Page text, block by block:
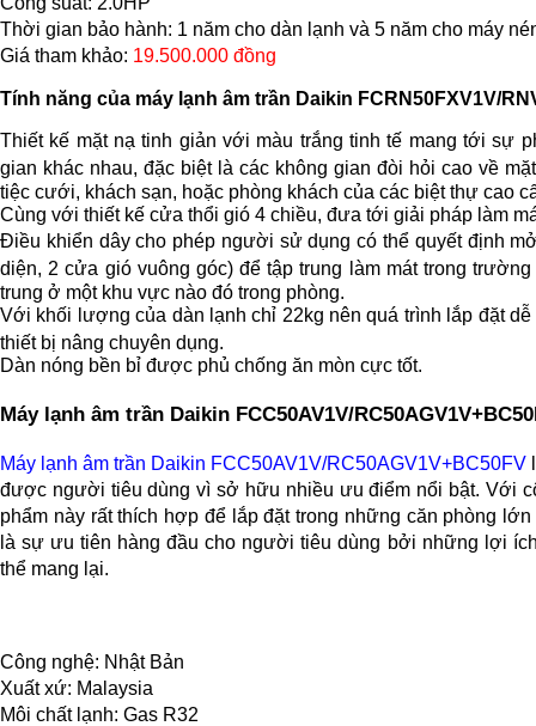
Thời gian bảo hành: 1 năm cho dàn lạnh và 5 năm cho máy
Giá tham khảo: 19.500.000 đồng
Tính năng của máy lạnh âm trần Daikin FCRN50FXV1V/
Thiết kế mặt nạ tinh giản với màu trắng tinh tế mang tới sự
gian khác nhau, đặc biệt là các không gian đòi hỏi cao về
tiệc cưới, khách sạn, hoặc phòng khách của các biệt thự cao
Cùng với thiết kế cửa thổi gió 4 chiều, đưa tới giải pháp làm
Điều khiển dây cho phép người sử dụng có thể quyết định
diện, 2 cửa gió vuông góc) để tập trung làm mát trong
trung ở một khu vực nào đó trong phòng.
Với khối lượng của dàn lạnh chỉ 22kg nên quá trình lắp đặt
thiết bị nâng chuyên dụng.
Dàn nóng bền bỉ được phủ chống ăn mòn cực tốt.
Máy lạnh âm trần Daikin FCC50AV1V/
Máy lạnh âm trần Daikin FCC50AV1V/RC50AGV1V+BC50FV
được người tiêu dùng vì sở hữu nhiều ưu điểm nổi bật. Với
phẩm này rất thích hợp để lắp đặt trong những căn phòng lớn
là sự ưu tiên hàng đầu cho người tiêu dùng bởi những lợi
thể mang lại.
Công nghệ: Nhật Bản
Xuất xứ: Malaysia
Môi chất lạnh: Gas R32